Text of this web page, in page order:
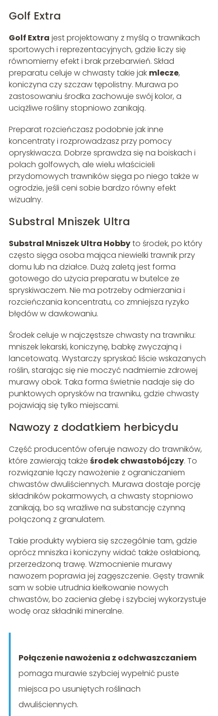
Golf Extra
Golf Extra jest projektowany z myślą o trawnikach
sportowych i reprezentacyjnych, gdzie liczy się
równomierny efekt i brak przebarwień. Skład
preparatu celuje w chwasty takie jak mlecze,
koniczyna czy szczaw tępolistny. Murawa po
zastosowaniu środka zachowuje swój kolor, a
uciążliwe rośliny stopniowo zanikają.
Preparat rozcieńczasz podobnie jak inne
koncentraty i rozprowadzasz przy pomocy
opryskiwacza. Dobrze sprawdza się na boiskach i
polach golfowych, ale wielu właścicieli
przydomowych trawników sięga po niego także w
ogrodzie, jeśli ceni sobie bardzo równy efekt
wizualny.
Substral Mniszek Ultra
Substral Mniszek Ultra Hobbyto środek, po który
często sięga osoba mająca niewielki trawnik przy
domu lub na działce. Dużą zaletą jest forma
gotowego do użycia preparatu w butelce ze
spryskiwaczem. Nie ma potrzeby odmierzania i
rozcieńczania koncentratu, co zmniejsza ryzyko
błędów w dawkowaniu.
Środek celuje w najczęstsze chwasty na trawniku:
mniszek lekarski, koniczynę, babkę zwyczajną i
lancetowatą. Wystarczy spryskać liście wskazanych
roślin, starając się nie moczyć nadmiernie zdrowej
murawy obok. Taka forma świetnie nadaje się do
punktowych oprysków na trawniku, gdzie chwasty
pojawiają się tylko miejscami.
Nawozy z dodatkiem herbicydu
Część producentów oferuje nawozy do trawników,
które zawierają także środek chwastobójczy. To
rozwiązanie łączy nawożenie z ograniczaniem
chwastów dwuliściennych. Murawa dostaje porcję
składników pokarmowych, a chwasty stopniowo
zanikają, bo są wrażliwe na substancję czynną
połączoną z granulatem.
Takie produkty wybiera się szczególnie tam, gdzie
oprócz mniszka i koniczyny widać także osłabioną,
przerzedzoną trawę. Wzmocnienie murawy
nawozem poprawia jej zagęszczenie. Gęsty trawnik
sam w sobie utrudnia kiełkowanie nowych
chwastów, bo zacienia glebę i szybciej wykorzystuje
wodę oraz składniki mineralne.
Połączenie nawożenia z odchwaszczaniem
pomaga murawie szybciej wypełnić puste
miejsca po usuniętych roślinach
dwuliściennych.